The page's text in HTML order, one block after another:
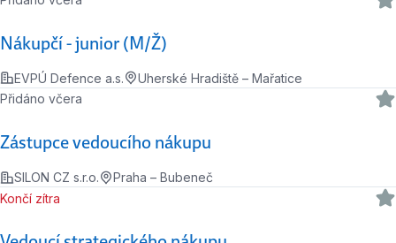
Nákupčí - junior (M/Ž)
EVPÚ Defence a.s. Uherské Hradiště – Mařatice
Zástupce vedoucího nákupu
Přidáno včera
SILON CZ s.r.o. Praha – Bubeneč
Končí zítra